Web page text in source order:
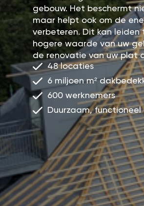
gebouw. Het beschermt
maar helpt ook om de
verbeteren. Dit kan
hogere waarde van uw
de renovatie van uw plat
48 locaties
6 miljoen m²
600 werknemers
Duurzaam,